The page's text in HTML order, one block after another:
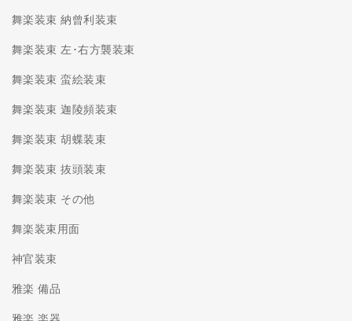
舞楽装束 納曾利装束
舞楽装束 左･右方襲装束
舞楽装束 蛮絵装束
舞楽装束 迦陵頻装束
舞楽装束 胡蝶装束
舞楽装束 抜頭装束
舞楽装束 その他
舞楽装束用面
神官装束
雅楽 備品